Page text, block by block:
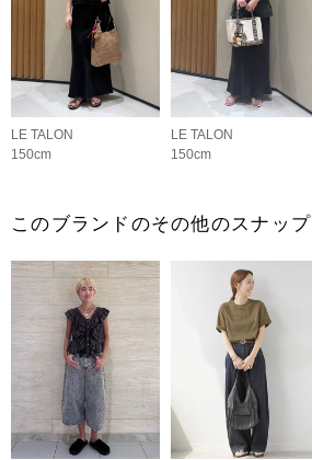
LE TALON
150cm
LE TALON
150cm
このブランドのその他のスナップ